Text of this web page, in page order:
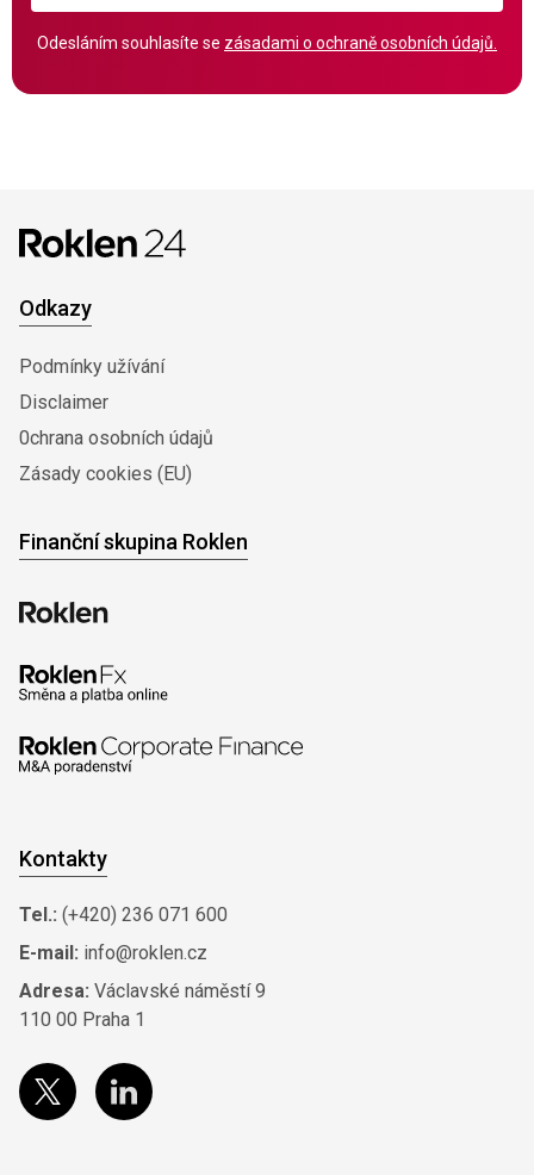
Odesláním souhlasíte se zásadami o ochraně osobních údajů.
Odkazy
Podmínky užívání
Disclaimer
0chrana osobních údajů
Zásady cookies (EU)
Finanční skupina Roklen
Kontakty
Tel.: (+420) 236 071 600
E-mail: info@roklen.cz
Adresa: Václavské náměstí 9
110 00 Praha 1